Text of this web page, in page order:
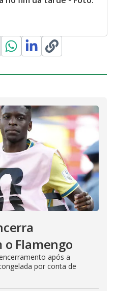
o Flamengo
após a
por conta de